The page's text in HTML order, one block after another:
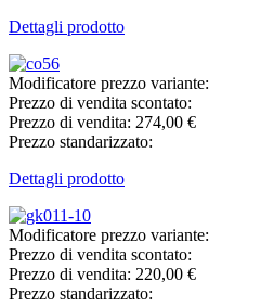
Dettagli prodotto
Modificatore prezzo variante:
Prezzo di vendita scontato:
Prezzo di vendita: 274,00 €
Prezzo standarizzato:
Dettagli prodotto
Modificatore prezzo variante:
Prezzo di vendita scontato:
Prezzo di vendita: 220,00 €
Prezzo standarizzato: